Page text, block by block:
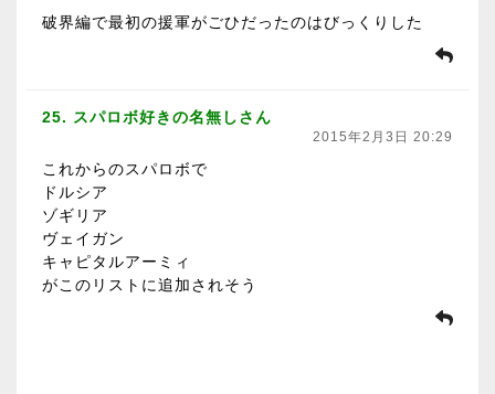
破界編で最初の援軍がごひだったのはびっくりした
25. スパロボ好きの名無しさん
2015年2月3日 20:29
これからのスパロボで
ドルシア
ゾギリア
ヴェイガン
キャピタルアーミィ
がこのリストに追加されそう